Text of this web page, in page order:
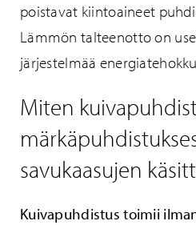
poistavat kiintoaineet
Lämmön talteenotto on
järjestelmää
Miten
savukaasujen
Kuivapuhdistus toimii